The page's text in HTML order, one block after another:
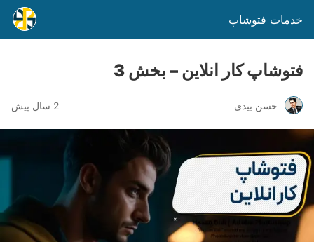
خدمات فتوشاپ
فتوشاپ کار انلاین – بخش 3
حسن بیدی 2 سال پیش